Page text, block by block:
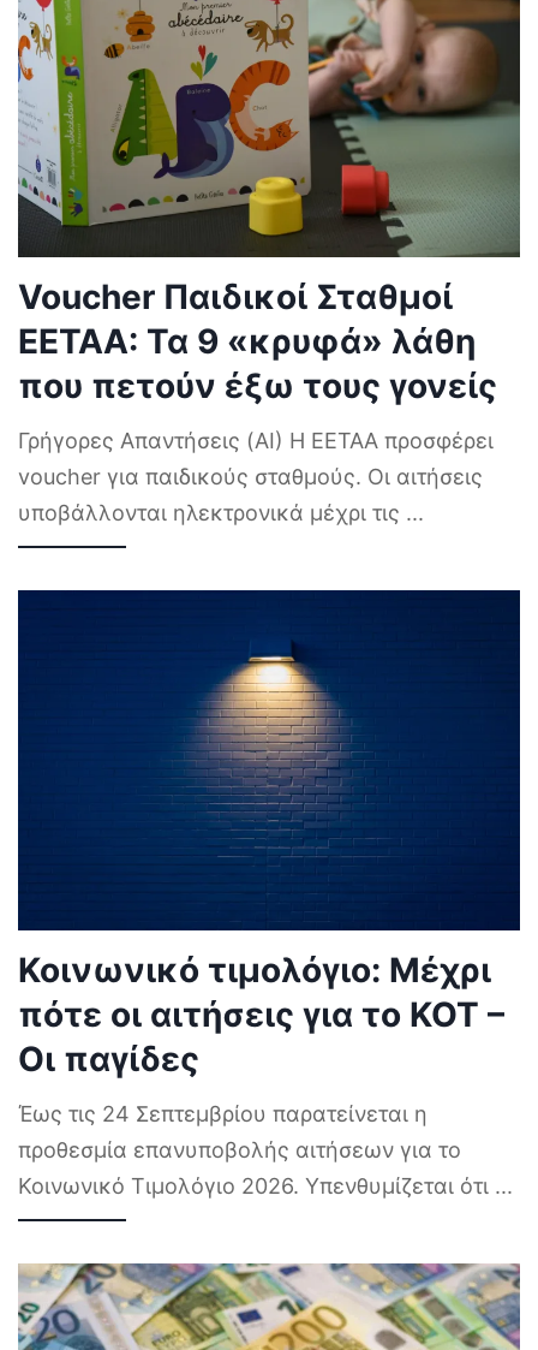
Voucher Παιδικοί Σταθμοί
ΕΕΤΑΑ: Τα 9 «κρυφά» λάθη
που πετούν έξω τους γονείς
Γρήγορες Απαντήσεις (AI) Η ΕΕΤΑΑ προσφέρει
voucher για παιδικούς σταθμούς. Οι αιτήσεις
υποβάλλονται ηλεκτρονικά μέχρι τις ...
Κοινωνικό τιμολόγιο: Μέχρι
πότε οι αιτήσεις για το ΚΟΤ –
Οι παγίδες
Έως τις 24 Σεπτεμβρίου παρατείνεται η
προθεσμία επανυποβολής αιτήσεων για το
Κοινωνικό Τιμολόγιο 2026. Υπενθυμίζεται ότι ...